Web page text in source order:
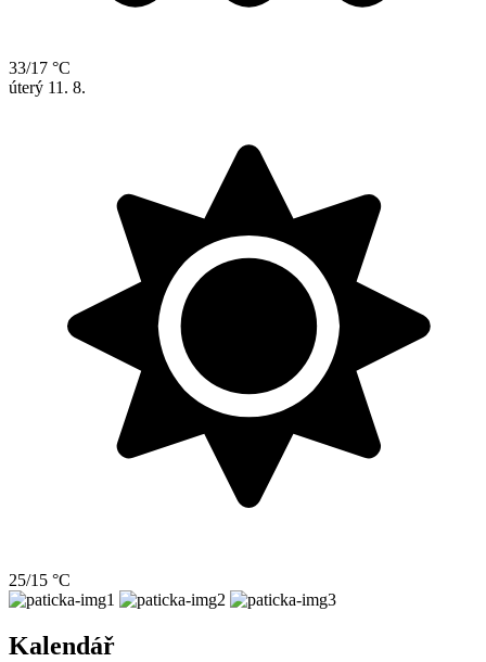
33/17 °C
úterý 11. 8.
25/15 °C
Kalendář